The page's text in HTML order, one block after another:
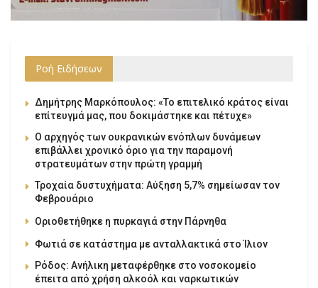
Ροή Ειδήσεων
Δημήτρης Μαρκόπουλος: «Το επιτελικό κράτος είναι
επίτευγμά μας, που δοκιμάστηκε και πέτυχε»
Ο αρχηγός των ουκρανικών ενόπλων δυνάμεων
επιβάλλει χρονικό όριο για την παραμονή
στρατευμάτων στην πρώτη γραμμή
Τροχαία δυστυχήματα: Αύξηση 5,7% σημείωσαν τον
Φεβρουάριο
Οριοθετήθηκε η πυρκαγιά στην Πάρνηθα
Φωτιά σε κατάστημα με ανταλλακτικά στο Ίλιον
Ρόδος: Ανήλικη μεταφέρθηκε στο νοσοκομείο
έπειτα από χρήση αλκοόλ και ναρκωτικών